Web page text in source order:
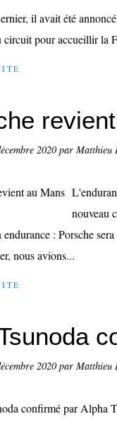
il avait été
circuit pour accueillir la
2020par Matthieu
nouveau
endurance : Porsche
nous avions...
2020par Matthieu